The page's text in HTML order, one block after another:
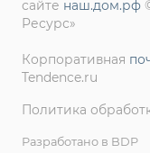
сайте наш.дом.рф
Ресурс»
Корпоративная
Tendence.ru
Политика
Разработано в BDP